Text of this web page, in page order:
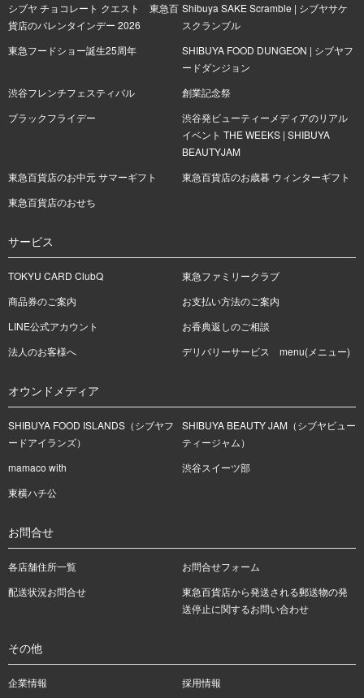
シブヤ チョコレート クエスト 東急百
貨店のバレンタインデー 2026
Shibuya SAKE Scramble | シブヤサケ
スクランブル
東急フードショー誕生25周年
SHIBUYA FOOD DUNGEON | シブヤフ
ードダンジョン
渋谷フレンチフェスティバル
創業記念祭
ブラックフライデー
渋谷発ビューティーメディアのリアル
イベント THE WEEKS | SHIBUYA
BEAUTYJAM
東急百貨店のお中元 サマーギフト
東急百貨店のお歳暮 ウィンターギフト
東急百貨店のおせち
サービス
TOKYU CARD ClubQ
東急ファミリークラブ
商品券のご案内
お支払い方法のご案内
LINE公式アカウント
お香典返しのご相談
法人のお客様へ
デリバリーサービス menu(メニュー)
オウンドメディア
SHIBUYA FOOD ISLANDS（シブヤフ
ードアイランズ）
SHIBUYA BEAUTY JAM（シブヤビュー
ティージャム）
mamaco with
渋谷スイーツ部
東横ハチ公
お問合せ
各店舗住所一覧
お問合せフォーム
配送状況お問合せ
東急百貨店から発送される郵送物の発
送停止に関するお問い合わせ
その他
企業情報 採用情報